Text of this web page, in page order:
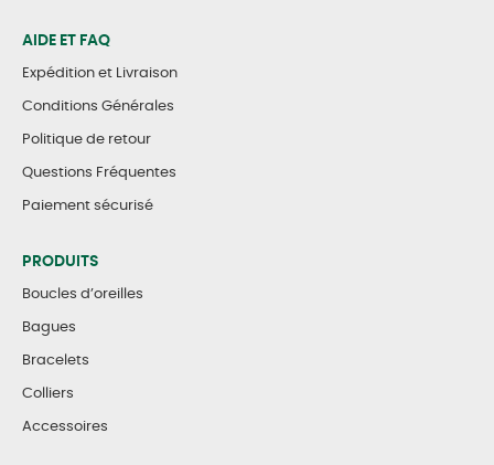
AIDE ET FAQ
Expédition et Livraison
Conditions Générales
Politique de retour
Questions Fréquentes
Paiement sécurisé
PRODUITS
Boucles d’oreilles
Bagues
Bracelets
Colliers
Accessoires